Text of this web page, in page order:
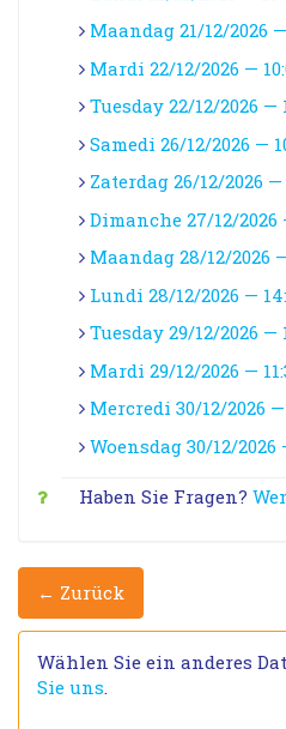
Maandag 21/12/2026
Mardi 22/12/2026 —
Tuesday 22/12/2026
Samedi 26/12/2026 —
Zaterdag 26/12/2026
Dimanche 27/12/
Maandag 28/12/2026
Lundi 28/12/2026 —
Tuesday 29/12/2026
Mardi 29/12/2026 —
Mercredi 30/12/2026
Woensdag 30/12/
Haben Sie Fragen?
← Zurück
Wählen Sie ein anderes
Sie uns.